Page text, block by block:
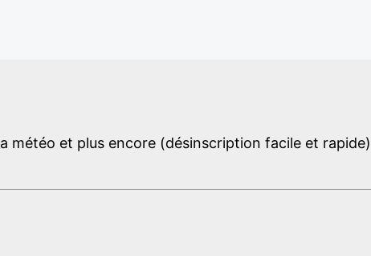
météo et plus encore (désinscription facile et rapide)